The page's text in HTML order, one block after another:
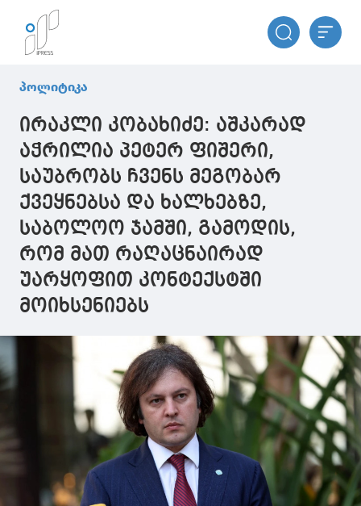
პოლიტიკა
ირაკლი კობახიძე: აშკარად
აჭრილია პეტერ ფიშერი,
საუბრობს ჩვენს მეგობარ
ქვეყნებსა და ხალხებზე,
საბოლოო ჯამში, გამოდის,
რომ მათ რაღაცნაირად
უარყოფით კონტექსტში
მოიხსენიებს